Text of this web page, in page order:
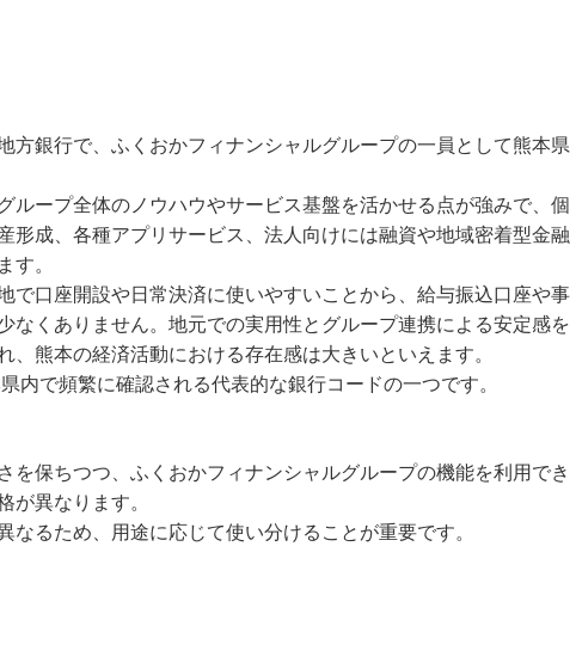
方銀行で、ふくおかフィナンシャルグループの一員として熊本県
ループ全体のノウハウやサービス基盤を活かせる点が強みで、個
形成、各種アプリサービス、法人向けには融資や地域密着型金融
す。
で口座開設や日常決済に使いやすいことから、給与振込口座や事
なくありません。地元での実用性とグループ連携による安定感を
、熊本の経済活動における存在感は大きいといえます。
内で頻繁に確認される代表的な銀行コードの一つです。
を保ちつつ、ふくおかフィナンシャルグループの機能を利用でき
が異なります。
なるため、用途に応じて使い分けることが重要です。